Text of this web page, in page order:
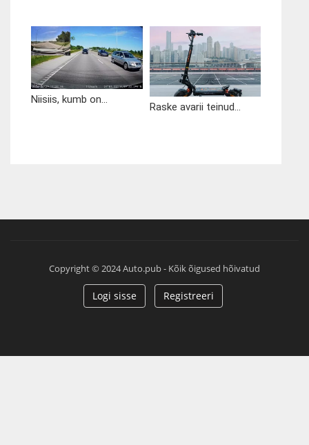
Niisiis, kumb on...
Raske avarii teinud...
Copyright © 2024 Auto.pub - Kõik õigused hõivatud
Logi sisse Registreeri